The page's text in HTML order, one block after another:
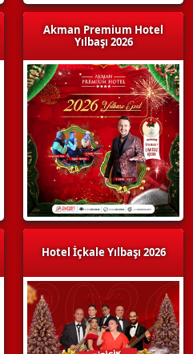
Akman Premium Hotel
Yılbaşı 2026
Hotel İçkale Yılbaşı 2026